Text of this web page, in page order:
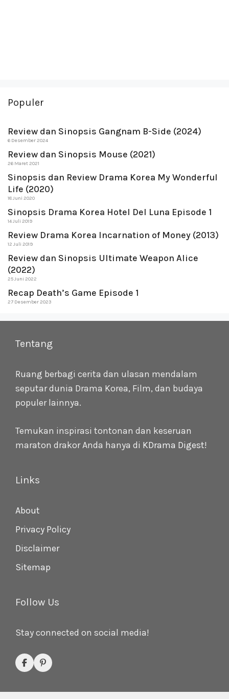
Populer
Review dan Sinopsis Gangnam B-Side (2024)
6 Desember 2024
Review dan Sinopsis Mouse (2021)
26 Maret 2021
Sinopsis dan Review Drama Korea My Wonderful
Life (2020)
18 Juni 2020
Sinopsis Drama Korea Hotel Del Luna Episode 1
14 Juli 2019
Review Drama Korea Incarnation of Money (2013)
12 Juli 2019
Review dan Sinopsis Ultimate Weapon Alice
(2022)
25 Juni 2022
Recap Death’s Game Episode 1
27 Desember 2023
Tentang
Ruang berbagi cerita dan ulasan mendalam
seputar dunia Drama Korea, Film, dan budaya
populer lainnya.
Temukan inspirasi tontonan dan keseruan
maraton drakor Anda hanya di KDrama Digest!
Links
About
Privacy Policy
Disclaimer
Sitemap
Follow Us
Stay connected on social media!